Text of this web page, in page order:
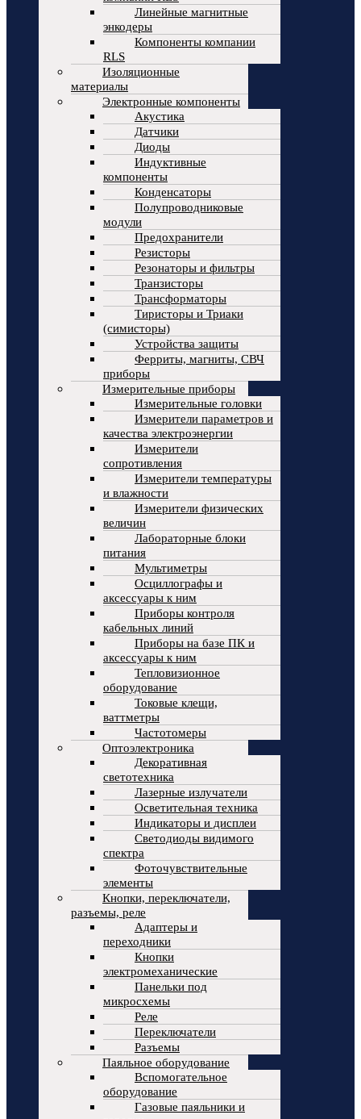
Линейные магнитные
энкодеры
Компоненты компании
RLS
Изоляционные
материалы
Электронные компоненты
Акустика
Датчики
Диоды
Индуктивные
компоненты
Конденсаторы
Полупроводниковые
модули
Предохранители
Резисторы
Резонаторы и фильтры
Транзисторы
Трансформаторы
Тиристоры и Триаки
(симисторы)
Устройства защиты
Ферриты, магниты, СВЧ
приборы
Измерительные приборы
Измерительные головки
Измерители параметров и
качества электроэнергии
Измерители
сопротивления
Измерители температуры
и влажности
Измерители физических
величин
Лабораторные блоки
питания
Мультиметры
Осциллографы и
аксессуары к ним
Приборы контроля
кабельных линий
Приборы на базе ПК и
аксессуары к ним
Тепловизионное
оборудование
Токовые клещи,
ваттметры
Частотомеры
Оптоэлектроника
Декоративная
светотехника
Лазерные излучатели
Осветительная техника
Индикаторы и дисплеи
Светодиоды видимого
спектра
Фоточувствительные
элементы
Кнопки, переключатели,
разъемы, реле
Адаптеры и
переходники
Кнопки
электромеханические
Панельки под
микросхемы
Реле
Переключатели
Разъемы
Паяльное оборудование
Вспомогательное
оборудование
Газовые паяльники и